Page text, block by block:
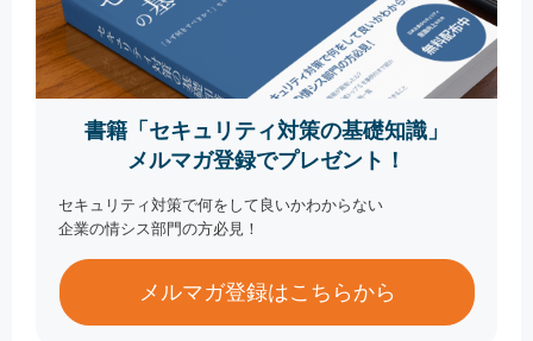
書籍「セキュリティ対策の基礎知識」
メルマガ登録でプレゼント！
セキュリティ対策で何をして良いかわからない
企業の情シス部門の方必見！
メルマガ登録はこちらから